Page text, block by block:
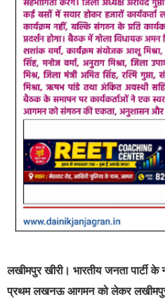
लखीमपुर खीरी। भारतीय जनता पार्टी के
प्रथम लखनऊ आगमन को लेकर लखीमपुर